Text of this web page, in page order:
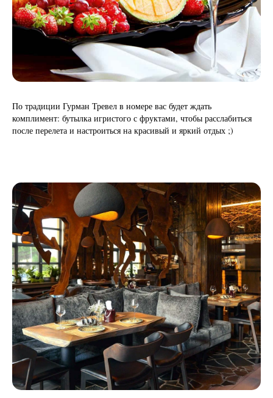
По традиции Гурман Тревел в номере вас будет ждать
комплимент: бутылка игристого с фруктами, чтобы расслабиться
после перелета и настроиться на красивый и яркий отдых ;)